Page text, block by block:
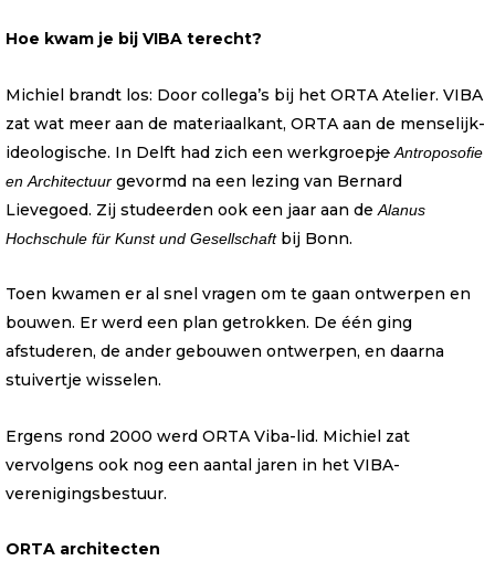
Hoe kwam je bij VIBA terecht?
Michiel brandt los: Door collega’s bij het ORTA Atelier. VIBA
zat wat meer aan de materiaalkant, ORTA aan de menselijk-
ideologische. In Delft had zich een werkgroepje Antroposofie
en Architectuur gevormd na een lezing van Bernard
Lievegoed. Zij studeerden ook een jaar aan de Alanus
Hochschule für Kunst und Gesellschaftbij Bonn.
Toen kwamen er al snel vragen om te gaan ontwerpen en
bouwen. Er werd een plan getrokken. De één ging
afstuderen, de ander gebouwen ontwerpen, en daarna
stuivertje wisselen.
Ergens rond 2000 werd ORTA Viba-lid. Michiel zat
vervolgens ook nog een aantal jaren in het VIBA-
verenigingsbestuur.
ORTA architecten